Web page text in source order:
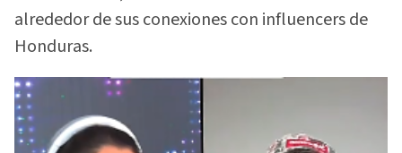
alrededor de sus conexiones con influencers de
Honduras.